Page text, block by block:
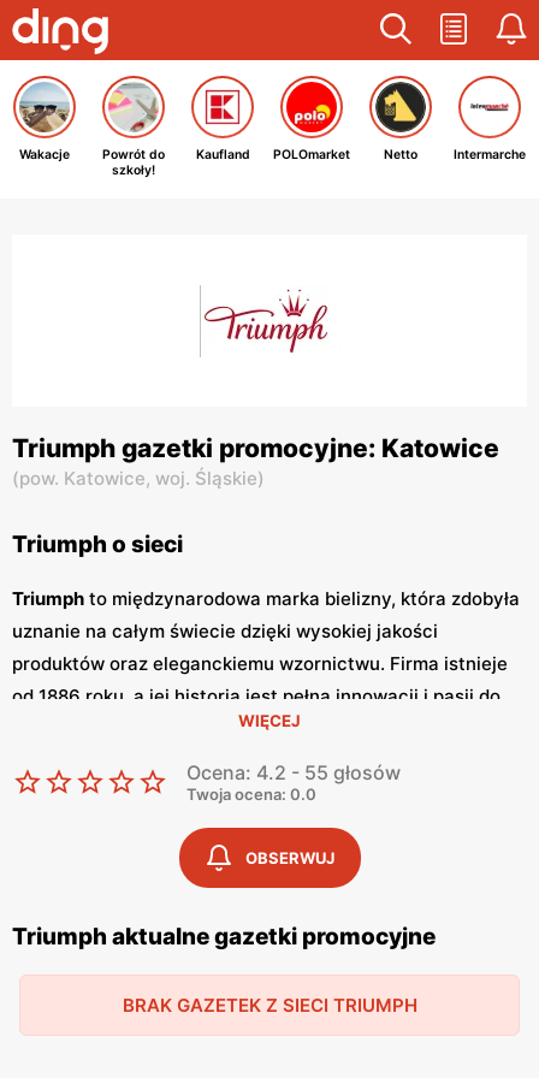
Wakacje
Powrót do
szkoły!
Kaufland POLOmarket Netto Intermarche
Triumph gazetki promocyjne: Katowice
(pow. Katowice, woj. Śląskie)
Triumph o sieci
Triumph to międzynarodowa marka bielizny, która zdobyła
uznanie na całym świecie dzięki wysokiej jakości
produktów oraz eleganckiemu wzornictwu. Firma istnieje
od 1886 roku, a jej historia jest pełna innowacji i pasji do
tworzenia bielizny, która łączy komfort z estetyką. Triumph
oferuje szeroki wybór biustonoszy, majtek, koszulek
nocnych oraz bielizny modelującej, odpowiadając na
potrzeby kobiet w każdym wieku. Triumph regularnie
gazetki promocyjne, które są dostępne zarówno w
formie drukowanej, jak i online.Gazetki
miesiąc, prezentując najnowsze kolekcje oraz aktualne
promocje
. Dzięki nim klienci mogą na bieżąco śledzić
na produkty najwyższej jakości. Regularne
WIĘCEJ
Ocena: 4.2 - 55 głosów
Twoja ocena: 0.0
OBSERWUJ
Triumph aktualne gazetki promocyjne
BRAK GAZETEK Z SIECI TRIUMPH